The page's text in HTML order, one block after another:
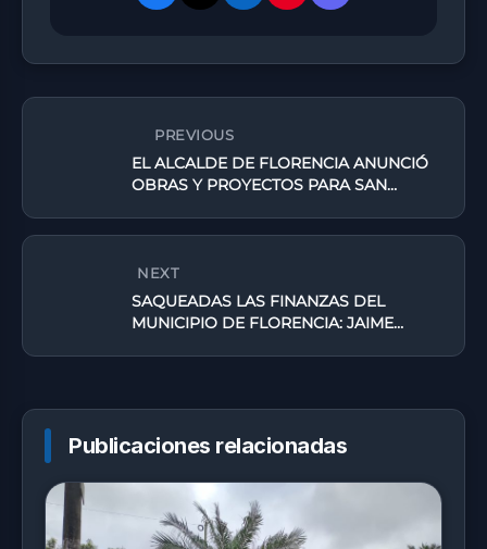
PREVIOUS
EL ALCALDE DE FLORENCIA ANUNCIÓ
OBRAS Y PROYECTOS PARA SAN
NEXT
SAQUEADAS LAS FINANZAS DEL
MUNICIPIO DE FLORENCIA: JAIME
Publicaciones relacionadas